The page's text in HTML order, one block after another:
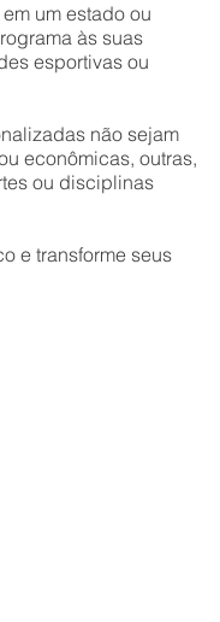
um estado ou
às suas
esportivas ou
não sejam
econômicas, outras,
ou disciplinas
e transforme seus